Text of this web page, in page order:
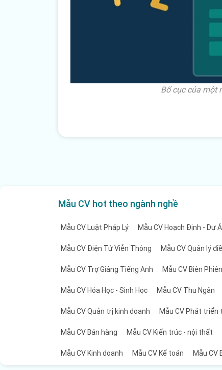
Bố cục của một
Với một bố cục hợp lý, CV hoạch định dự
- Kinh nghiệm làm việc: Mô tả chi tiết về
- Kỹ năng và thành tựu: Liệt kê các kỹ
năng lực và quá trình làm việc trước đó
Một CV hoạch định dự án hoàn chỉnh và
Mẫu CV hot theo ngành nghề
Mẫu CV Luật Pháp Lý Mẫu CV Hoạch Định - Dự
Mẫu CV Điện Tử Viễn Thông Mẫu CV Quản lý
Mẫu CV Trợ Giảng Tiếng Anh Mẫu CV Biên
Mẫu CV Hóa Học - Sinh Học Mẫu CV Thu Ngân
Mẫu CV Quản trị kinh doanh Mẫu CV Phát triển
Mẫu CV Bán hàng Mẫu CV Kiến trúc - nội thất
Mẫu CV Kinh doanh Mẫu CV Kế toán Mẫu CV